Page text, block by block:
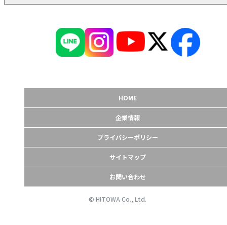
HOME
企業情報
プライバシーポリシー
サイトマップ
お問い合わせ
© HITOWA Co., Ltd.